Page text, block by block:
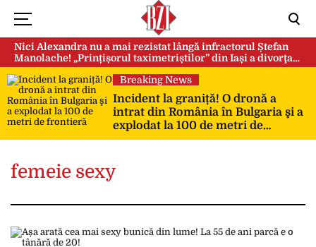
Nici Alexandra nu a mai rezistat lângă infractorul Ștefan
Manolache! „Prințișorul taximetriștilor” din Iași a divorţat
după doi ani de căsnicie
Breaking News
Incident la graniță! O dronă a
intrat din România în Bulgaria şi a
explodat la 100 de metri de
frontieră
femeie sexy